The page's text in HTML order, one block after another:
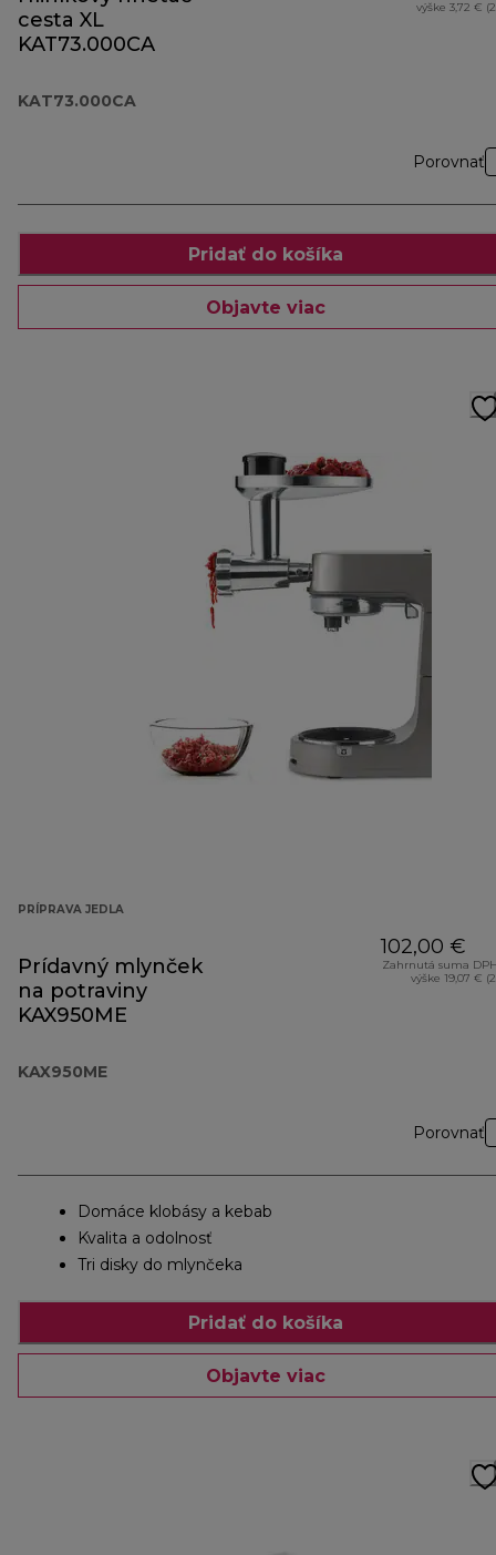
cesta XL
KAT73.000CA
KAT73.000CA
výške 3,72 €
Porovnať
Pridať do košíka
Objavte viac
PRÍPRAVA JEDLA
Prídavný mlynček
na potraviny
KAX950ME
KAX950ME
102,00 €
Zahrnutá suma
výške 19,07 €
Porovnať
Domáce klobásy a kebab
Kvalita a odolnosť
Tri disky do mlynčeka
Pridať do košíka
Objavte viac